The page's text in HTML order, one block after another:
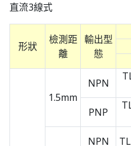
直流3線式
形狀
檢測距
離
輸出型
態
1.5mm
NPN
PNP
NPN